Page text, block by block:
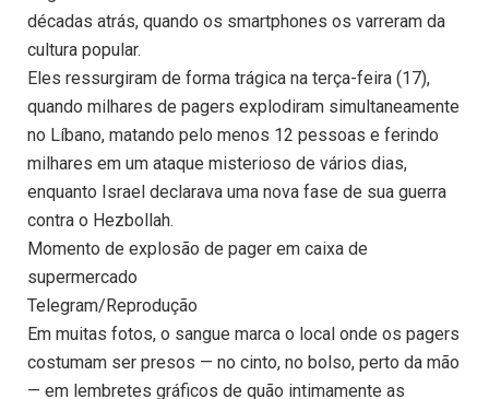
décadas atrás, quando os smartphones os varreram da
cultura popular.
Eles ressurgiram de forma trágica na terça-feira (17),
quando milhares de pagers explodiram simultaneamente
no Líbano, matando pelo menos 12 pessoas e ferindo
milhares em um ataque misterioso de vários dias,
enquanto Israel declarava uma nova fase de sua guerra
contra o Hezbollah.
Momento de explosão de pager em caixa de
supermercado
Telegram/Reprodução
Em muitas fotos, o sangue marca o local onde os pagers
costumam ser presos — no cinto, no bolso, perto da mão
— em lembretes gráficos de quão intimamente as